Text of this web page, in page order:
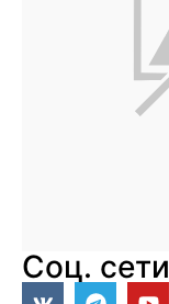
Соц. сети